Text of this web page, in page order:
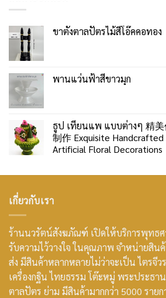
ขาตั้งตาลปัตรไม้สีโอ๊คคอทอง
พานแว่นฟ้าสีขาวมุก
ธูป เทียนแพ แบบต่างๆ 精
制作 Exquisite Handcrafted
Artificial Floral Decorations
เกี่ยวกับเรา
ร้านนวรัตน์สังฆภัณฑ์ เปิดให้บริการพุทธ
รับความไว้วางใจ ในคุณภาพ จำหน่ายสิ
ส่ง มีสินค้าหลากหลายไม่ว่าจะเป็น ไตรจีว
เครื่องกฐิน ไทยธรรม โต๊ะหมู่ พระประธ
ตาลปัตร ย่าม มีสินค้ามากกว่า 5000 ราย